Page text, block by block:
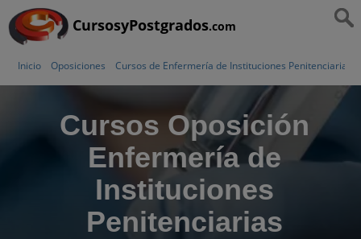
CursosyPostgrados.com
Inicio Oposiciones Cursos de Enfermería de Instituciones Penitenciarias
Cursos Oposición
Enfermería de
Instituciones
Penitenciarias